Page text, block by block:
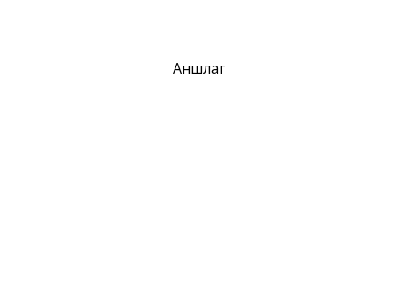
Аншлаг